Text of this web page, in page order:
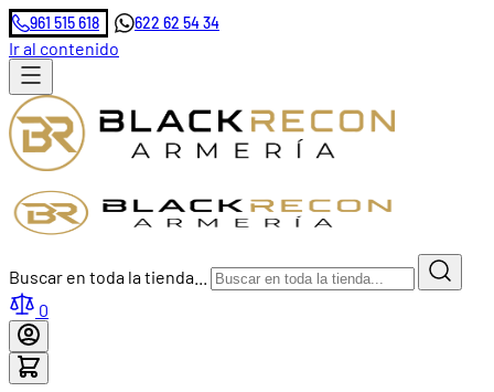
961 515 618 622 62 54 34
Ir al contenido
Buscar en toda la tienda...
0